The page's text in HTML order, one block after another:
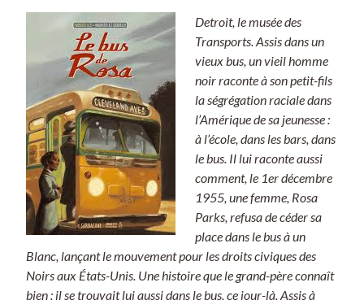
a
r
M
i
s
t
i
k
r
a
k
Detroit, le musée des
Transports. Assis dans un
vieux bus, un vieil homme
noir raconte à son petit-fils
la ségrégation raciale dans
l’Amérique de sa jeunesse :
à l’école, dans les bars, dans
le bus. Il lui raconte aussi
comment, le 1er décembre
1955, une femme, Rosa
Parks, refusa de céder sa
place dans le bus à un
Blanc, lançant le mouvement pour les droits civiques des
Noirs aux États-Unis. Une histoire que le grand-père connaît
bien : il se trouvait lui aussi dans le bus, ce jour-là. Assis à